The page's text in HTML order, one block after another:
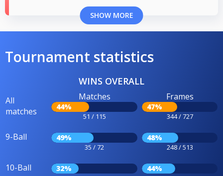
SHOW MORE
Tournament statistics
WINS OVERALL
All
matches
Matches
44%
51 / 115
Frames
47%
344 / 727
9-Ball 49%
35 / 72
48%
248 / 513
10-Ball 32% 44%